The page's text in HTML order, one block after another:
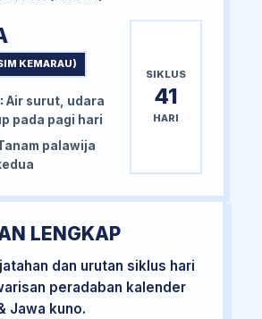
KEMARAU)
Air surut, udara
pada pagi hari
palawija
SIKLUS
41
HARI
LENGKAP
dan urutan siklus hari
peradaban kalender
Jawa kuno.